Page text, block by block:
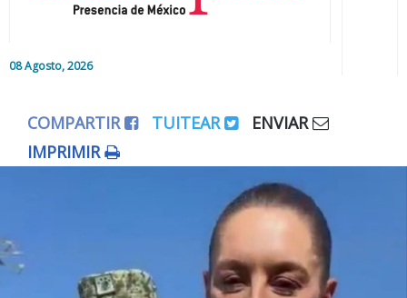
08 Agosto, 2026
Editorial
Internacional
COMPARTIR TUITEAR
ENVIAR
IMPRIMIR